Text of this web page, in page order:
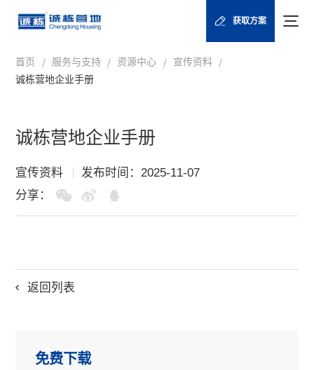
获取方案
首页 / 服务与支持 / 资源中心 / 宣传资料 /
诚栋营地企业手册
诚栋营地企业手册
宣传资料
发布时间：2025-11-07
分享：
返回列表
免费下载